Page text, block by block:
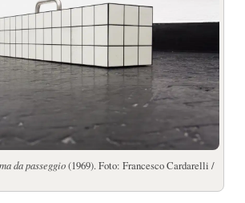
da passeggio(1969). Foto: Francesco Cardarelli /